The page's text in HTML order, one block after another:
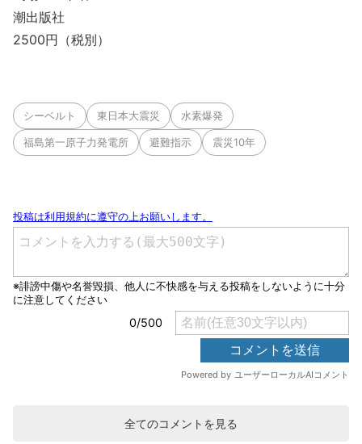
潮出版社
2500円（税別）
シーベルト 東日本大震災 水素爆発
福島第一原子力発電所 避難指示 震災10年
全てのコメントを見る